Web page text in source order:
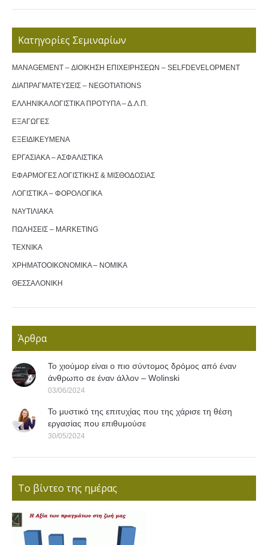
Κατηγορίες Σεμιναρίων
MANAGEMENT – ΔΙΟΙΚΗΣΗ ΕΠΙΧΕΙΡΗΣΕΩΝ – SELFDEVELOPMENT
ΔΙΑΠΡΑΓΜΑΤΕΥΣΕΙΣ – NEGOTIATIONS
ΕΛΛΗΝΙΚΑ ΛΟΓΙΣΤΙΚΑ ΠΡΟΤΥΠΑ – Δ.Λ.Π.
ΕΞΑΓΩΓΕΣ
ΕΞΕΙΔΙΚΕΥΜΕΝΑ
ΕΡΓΑΣΙΑΚΑ – ΑΣΦΑΛΙΣΤΙΚΑ
ΕΦΑΡΜΟΓΕΣ ΛΟΓΙΣΤΙΚΗΣ & ΜΙΣΘΟΔΟΣΙΑΣ
ΛΟΓΙΣΤΙΚΑ – ΦΟΡΟΛΟΓΙΚΑ
ΝΑΥΤΙΛΙΑΚΑ
ΠΩΛΗΣΕΙΣ – MARKETING
ΤΕΧΝΙΚΑ
ΧΡΗΜΑΤΟΟΙΚΟΝΟΜΙΚΑ – ΝΟΜΙΚΑ
ΘΕΣΣΑΛΟΝΙΚΗ
Άρθρα
Το χιούμορ είναι ο πιο σύντομος δρόμος από έναν
άνθρωπο σε έναν άλλον – Wolinski
03/06/2024
Το μυστικό της επιτυχίας που της χάρισε τη θέση
εργασίας που επιθυμούσε
30/05/2024
Το βίντεο της ημέρας